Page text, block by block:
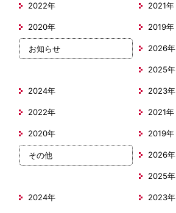
2022年 2021年
2020年 2019年
お知らせ 2026年
2025年
2024年 2023年
2022年 2021年
2020年 2019年
その他 2026年
2025年
2024年 2023年